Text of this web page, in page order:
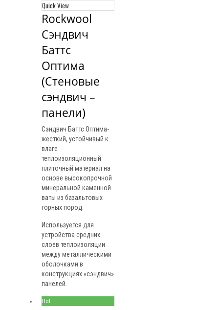
Quick View
Rockwool
Сэндвич
Баттс
Оптима
(Стеновые
сэндвич –
панели)
Сэндвич Баттс Оптима-
жесткий, устойчивый к
влаге
теплоизоляционный
плиточный материал на
основе высокопрочной
минеральной каменной
ваты из базальтовых
горных пород.
Используется для
устройства средних
слоев теплоизоляции
между металлическими
оболочками в
конструкциях «сэндвич»
панелей.
Hot